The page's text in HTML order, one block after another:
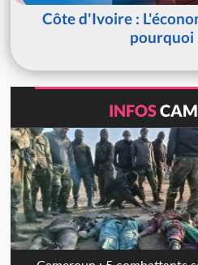
Côte d'Ivoire :
pourquoi
INFOS